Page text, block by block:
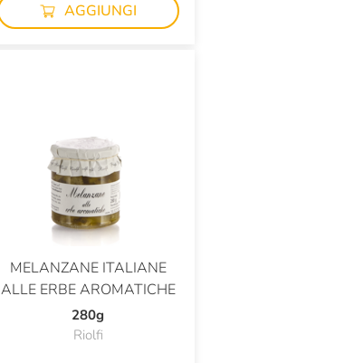
AGGIUNGI
MELANZANE ITALIANE
ALLE ERBE AROMATICHE
280g
Riolfi